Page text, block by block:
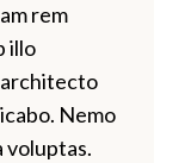
rem
illo
Nemo
voluptas.